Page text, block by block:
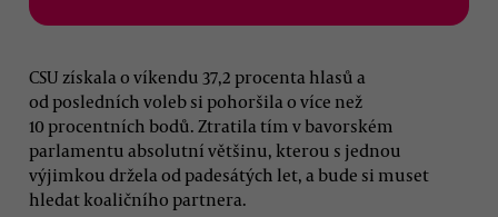
CSU získala o víkendu 37,2 procenta hlasů a
od posledních voleb si pohoršila o více než
10 procentních bodů. Ztratila tím v bavorském
parlamentu absolutní většinu, kterou s jednou
výjimkou držela od padesátých let, a bude si muset
hledat koaličního partnera.